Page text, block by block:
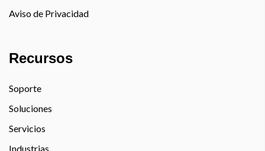
Aviso de Privacidad
Recursos
Soporte
Soluciones
Servicios
Industrias